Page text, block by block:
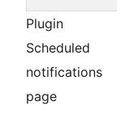
Plugin
Scheduled
notifications
page